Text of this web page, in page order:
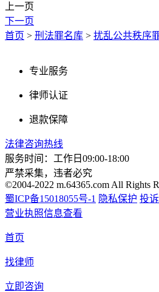
上一页
下一页
首页 > 刑法罪名库 > 扰乱公共秩序
专业服务
律师认证
退款保障
法律咨询热线
服务时间：工作日09:00-18:00
严禁采集，违者必究
©2004-2022 m.64365.com All Rights
蜀ICP备15018055号-1 隐私保护 投
营业执照信息查看
首页
找律师
立即咨询